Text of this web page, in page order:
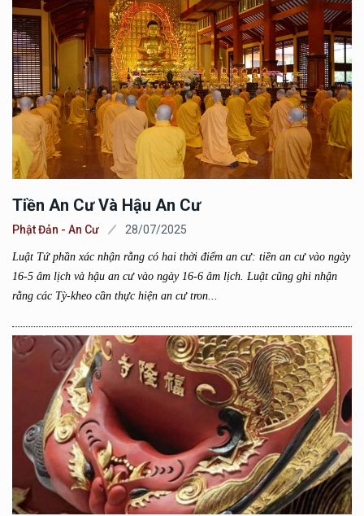
Tiền An Cư Và Hậu An Cư
Phật Đản - An Cư 28/07/2025
Luật Tứ phần xác nhận rằng có hai thời điểm an cư: tiền an cư vào ngày
16-5 âm lịch và hậu an cư vào ngày 16-6 âm lịch. Luật cũng ghi nhận
rằng các Tỳ-kheo cần thực hiện an cư tron...